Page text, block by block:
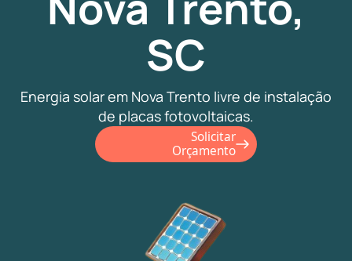
SC
Energia solar em Nova Trento livre de instalação
de placas fotovoltaicas.
Solicitar
Orçamento